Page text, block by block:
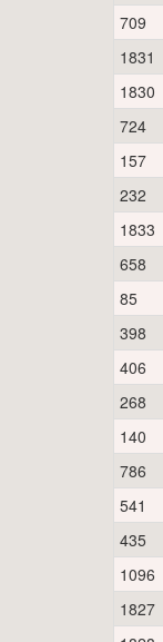
709
1831
1830
724
157
232
1833
658
85
398
406
268
140
786
541
435
1096
1827